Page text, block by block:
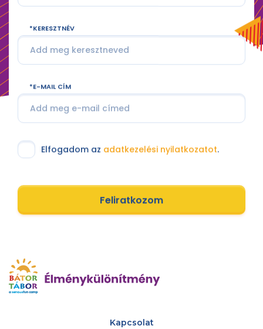
KERESZTNÉV
E-MAIL CÍM
Elfogadom az adatkezelési nyilatkozatot.
Feliratkozom
Kapcsolat